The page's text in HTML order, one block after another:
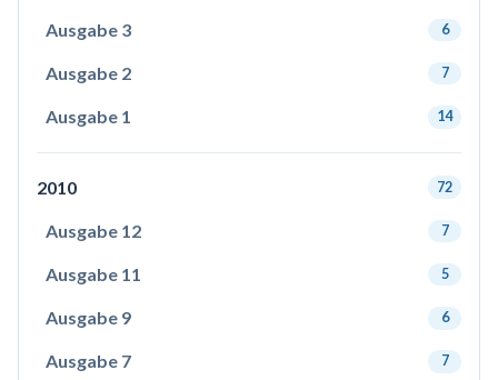
Ausgabe 3 6
Ausgabe 2 7
Ausgabe 1 14
2010 72
Ausgabe 12 7
Ausgabe 11 5
Ausgabe 9 6
Ausgabe 7 7